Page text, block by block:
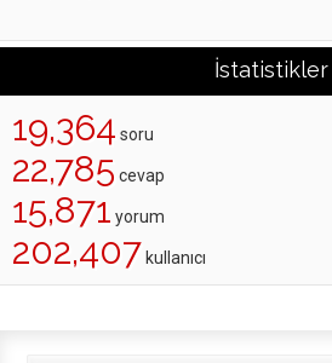
İstatistikler
19,364 soru
22,785 cevap
15,871 yorum
202,407 kullanıcı